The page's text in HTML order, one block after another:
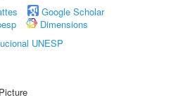
Google Scholar
Dimensions
UNESP